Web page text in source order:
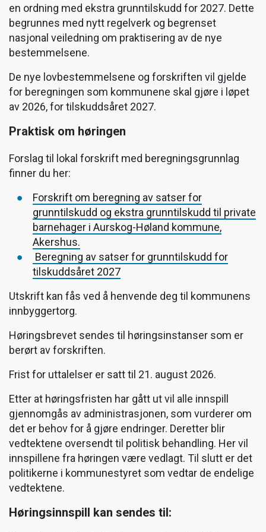
en ordning med ekstra grunntilskudd for 2027. Dette
begrunnes med nytt regelverk og begrenset
nasjonal veiledning om praktisering av de nye
bestemmelsene.
De nye lovbestemmelsene og forskriften vil gjelde
for beregningen som kommunene skal gjøre i løpet
av 2026, for tilskuddsåret 2027.
Praktisk om høringen
Forslag til lokal forskrift med beregningsgrunnlag
finner du her:
Forskrift om beregning av satser for
grunntilskudd og ekstra grunntilskudd til private
barnehager i Aurskog-Høland kommune,
Akershus.
Beregning av satser for grunntilskudd for
tilskuddsåret 2027
Utskrift kan fås ved å henvende deg til kommunens
innbyggertorg.
Høringsbrevet sendes til høringsinstanser som er
berørt av forskriften.
Frist for uttalelser er satt til 21. august 2026.
Etter at høringsfristen har gått ut vil alle innspill
gjennomgås av administrasjonen, som vurderer om
det er behov for å gjøre endringer. Deretter blir
vedtektene oversendt til politisk behandling. Her vil
innspillene fra høringen være vedlagt. Til slutt er det
politikerne i kommunestyret som vedtar de endelige
vedtektene.
Høringsinnspill kan sendes til: